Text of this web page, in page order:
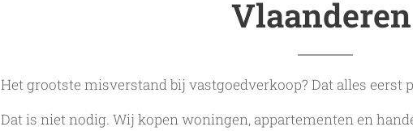
Het grootste misverstand bij vastgoedverkoop? Dat alles eerst
Dat is niet nodig. Wij kopen woningen, appartementen en